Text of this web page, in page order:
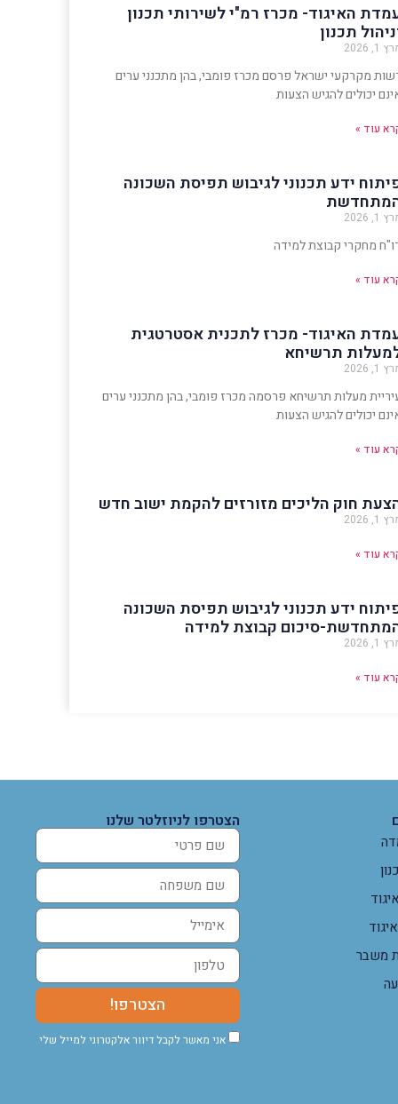
האיגוד- מכרז רמ"י לשירותי תכנון
תכנון
1, 2026
מקרקעי ישראל פרסם מכרז פומבי, בהן מתכנני ערים
יכולים להגיש הצעות
עוד »
ידע תכנוני לגיבוש תפיסת השכונה
1, 2026
מחקרי קבוצת למידה
עוד »
האיגוד- מכרז לתכנית אסטרטגית
תרשיחא
1, 2026
מעלות תרשיחא פרסמה מכרז פומבי, בהן מתכנני ערים
יכולים להגיש הצעות
עוד »
חוק הליכים מזורזים להקמת ישוב חדש
1, 2026
עוד »
ידע תכנוני לגיבוש תפיסת השכונה
סיכום קבוצת למידה
1, 2026
עוד »
משבר
הצטרפו לניוזלטר שלנו
אני מאשר לקבל דיוור אלקטרוני למייל שלי
הצטרפו!